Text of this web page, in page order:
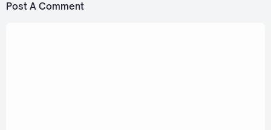
Post A Comment